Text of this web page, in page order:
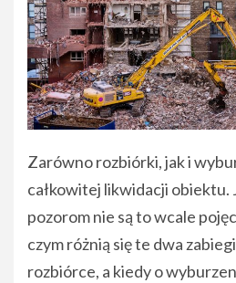
Zarówno rozbiórki, jak i
całkowitej likwidacji obiektu.
pozorom nie są to wcale
czym różnią się te dwa
rozbiórce, a kiedy o